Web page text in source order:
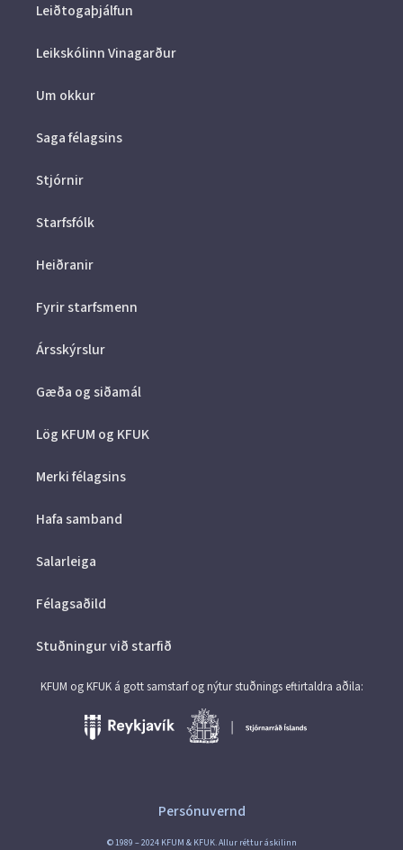
Leiðtogaþjálfun
Leikskólinn Vinagarður
Um okkur
Saga félagsins
Stjórnir
Starfsfólk
Heiðranir
Fyrir starfsmenn
Ársskýrslur
Gæða og siðamál
Lög KFUM og KFUK
Merki félagsins
Hafa samband
Salarleiga
Félagsaðild
Stuðningur við starfið
KFUM og KFUK á gott samstarf og nýtur stuðnings eftirtaldra aðila:
Persónuvernd
© 1989 – 2024 KFUM & KFUK. Allur réttur áskilinn